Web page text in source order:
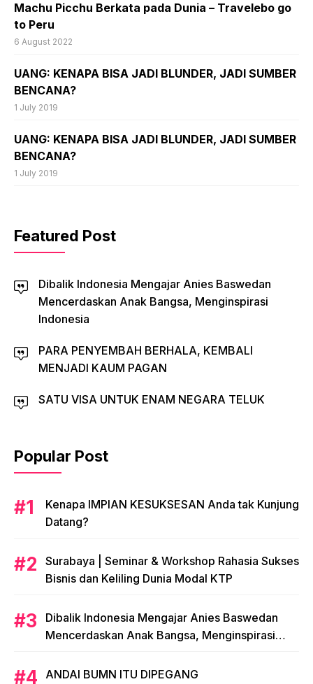
Machu Picchu Berkata pada Dunia – Travelebo go
to Peru
6 August 2022
UANG: KENAPA BISA JADI BLUNDER, JADI SUMBER
BENCANA?
1 July 2019
UANG: KENAPA BISA JADI BLUNDER, JADI SUMBER
BENCANA?
1 July 2019
Featured Post
Dibalik Indonesia Mengajar Anies Baswedan
Mencerdaskan Anak Bangsa, Menginspirasi
Indonesia
PARA PENYEMBAH BERHALA, KEMBALI
MENJADI KAUM PAGAN
SATU VISA UNTUK ENAM NEGARA TELUK
Popular Post
​Kenapa IMPIAN KESUKSESAN Anda tak Kunjung
Datang?
​Surabaya | Seminar & Workshop Rahasia Sukses
Bisnis dan Keliling Dunia Modal KTP
Dibalik Indonesia Mengajar Anies Baswedan
Mencerdaskan Anak Bangsa, Menginspirasi
ANDAI BUMN ITU DIPEGANG